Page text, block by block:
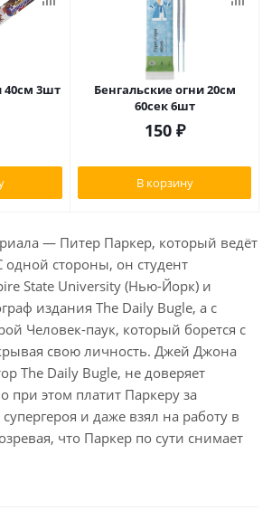
40см 3шт
Бенгальские огни 20см
60сек 6шт
150₽
В корзину
— Питер Паркер, который ведёт
стороны, он студент
State University (Нью-Йорк) и
издания The Daily Bugle, а с
Человек-паук, который борется с
свою личность. Джей Джона
The Daily Bugle, не доверяет
при этом платит Паркеру за
и даже взял на работу в
что Паркер по сути снимает